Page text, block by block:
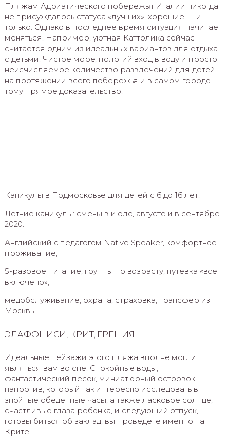
Пляжам Адриатического побережья Италии никогда
не присуждалось статуса «лучших», хорошие — и
только. Однако в последнее время ситуация начинает
меняться. Например, уютная Каттолика сейчас
считается одним из идеальных вариантов для отдыха
с детьми. Чистое море, пологий вход в воду и просто
неисчисляемое количество развлечений для детей
на протяжении всего побережья и в самом городе —
тому прямое доказательство.
Каникулы в Подмосковье для детей с 6 до 16 лет.
Летние каникулы: смены в июле, августе и в сентябре
2020.
Английский с педагогом Native Speaker, комфортное
проживание,
5-разовое питание, группы по возрасту, путевка «все
включено»,
медобслуживание, охрана, страховка, трансфер из
Москвы.
ЭЛАФОНИСИ, КРИТ, ГРЕЦИЯ
Идеальные пейзажи этого пляжа вполне могли
являться вам во сне. Спокойные воды,
фантастический песок, миниатюрный островок
напротив, который так интересно исследовать в
знойные обеденные часы, а также ласковое солнце,
счастливые глаза ребенка, и следующий отпуск,
готовы биться об заклад, вы проведете именно на
Крите.